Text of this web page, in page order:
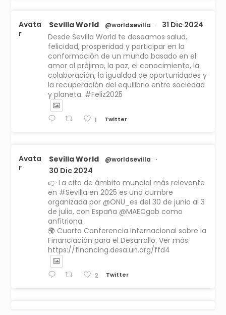
Avata
r
Sevilla World @worldsevilla ·
31 Dic 2024
Desde Sevilla World te deseamos salud,
felicidad, prosperidad y participar en la
conformación de un mundo basado en el
amor al prójimo, la paz, el conocimiento, la
colaboración, la igualdad de oportunidades y
la recuperación del equilibrio entre sociedad
y planeta. #Feliz2025
1 Twitter
Avata
r
Sevilla World @worldsevilla ·
30 Dic 2024
👉 La cita de ámbito mundial más relevante
en #Sevilla en 2025 es una cumbre
organizada por @ONU_es del 30 de junio al 3
de julio, con España @MAECgob como
anfitriona.
🌍 Cuarta Conferencia Internacional sobre la
Financiación para el Desarrollo. Ver más:
https://financing.desa.un.org/ffd4
2 Twitter